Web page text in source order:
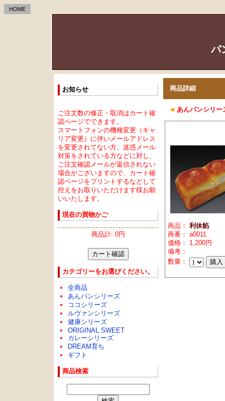
HOME
パ
お知らせ
ご注文数の修正・取消はカート確
認ページでできます。
スマートフォンの機種変更（キャ
リア変更）に伴いメールアドレス
を変更されてない方、迷惑メール
対策をされている方などに対し、
ご注文確認メールが返信されない
場合がございますので、カート確
認ページをプリントするなどして
控えをお取りいただけます様お願
いいたします。
現在の買物かご
商品計: 0円
カテゴリーをお選びください。
全商品
あんパンシリーズ
ココシリーズ
ルヴァンシリーズ
健康シリーズ
ORIGINAL SWEET
カレーシリーズ
DREAM育ち
ギフト
商品検索
商品詳細
■ あんパンシリー
商品： 利休餡
商番： a0011
価格： 1,200円
備考：
数量：